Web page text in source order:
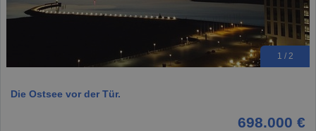
1 / 2
Die Ostsee vor der Tür.
698.000 €